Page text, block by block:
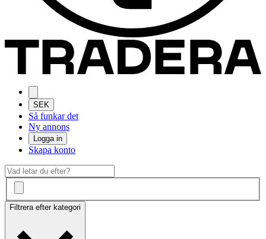
SEK
Så funkar det
Ny annons
Logga in
Skapa konto
Filtrera efter kategori